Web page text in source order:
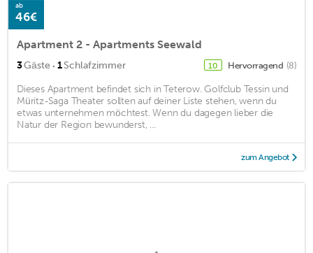
ab
46€
Apartment 2 - Apartments Seewald
3Gäste · 1Schlafzimmer 10 Hervorragend (8)
Dieses Apartment befindet sich in Teterow. Golfclub Tessin und
Müritz-Saga Theater sollten auf deiner Liste stehen, wenn du
etwas unternehmen möchtest. Wenn du dagegen lieber die
Natur der Region bewunderst, ...
zum Angebot